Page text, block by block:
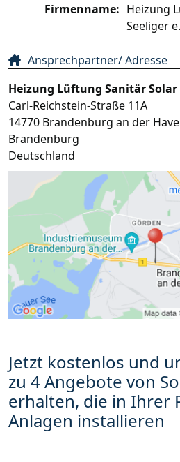
Firmenname: Heizung
Seeliger
Ansprechpartner/ Adresse
Heizung Lüftung Sanitär Solar
Carl-Reichstein-Straße 11A
14770 Brandenburg an der
Brandenburg
Deutschland
Jetzt kostenlos und
zu 4 Angebote von
erhalten, die in Ihrer
Anlagen installieren